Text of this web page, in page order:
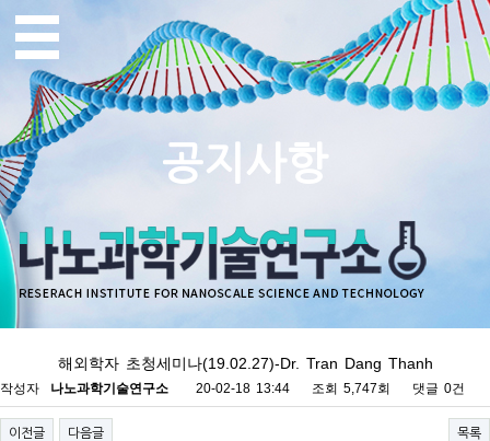
공지사항
해외학자 초청세미나(19.02.27)-Dr. Tran Dang Thanh
작성자 나노과학기술연구소 20-02-18 13:44 조회 5,747회 댓글 0건
이전글 다음글 목록